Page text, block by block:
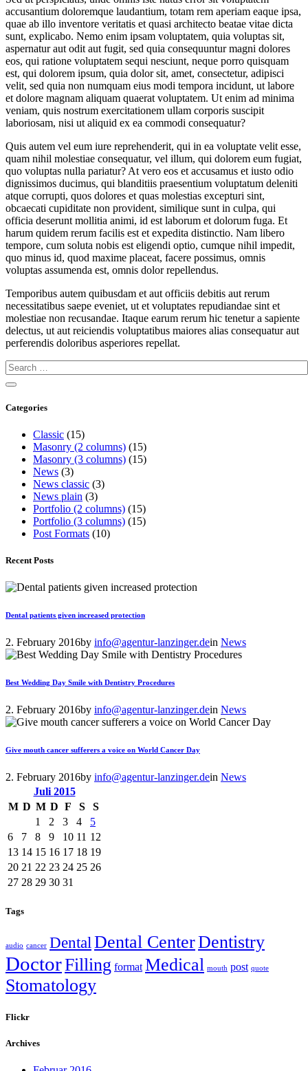
accusantium doloremque laudantium, totam rem aperiam eaque ipsa,
quae ab illo inventore veritatis et quasi architecto beatae vitae dicta
sunt, explicabo. Nemo enim ipsam voluptatem, quia voluptas sit,
aspernatur aut odit aut fugit, sed quia consequuntur magni dolores
eos, qui ratione voluptatem sequi nesciunt, neque porro quisquam
est, qui dolorem ipsum, quia dolor sit, amet, consectetur, adipisci
velit, sed quia non numquam eius modi tempora incidunt, ut labore
et dolore magnam aliquam quaerat voluptatem. Ut enim ad minima
veniam, quis nostrum exercitationem ullam corporis suscipit
laboriosam, nisi ut aliquid ex ea commodi consequatur?
Quis autem vel eum iure reprehenderit, qui in ea voluptate velit esse,
quam nihil molestiae consequatur, vel illum, qui dolorem eum fugiat,
quo voluptas nulla pariatur? At vero eos et accusamus et iusto odio
dignissimos ducimus, qui blanditiis praesentium voluptatum deleniti
atque corrupti, quos dolores et quas molestias excepturi sint,
obcaecati cupiditate non provident, similique sunt in culpa, qui
officia deserunt mollitia animi, id est laborum et dolorum fuga. Et
harum quidem rerum facilis est et expedita distinctio. Nam libero
tempore, cum soluta nobis est eligendi optio, cumque nihil impedit,
quo minus id, quod maxime placeat, facere possimus, omnis
voluptas assumenda est, omnis dolor repellendus.
Temporibus autem quibusdam et aut officiis debitis aut rerum
necessitatibus saepe eveniet, ut et voluptates repudiandae sint et
molestiae non recusandae. Itaque earum rerum hic tenetur a sapiente
delectus, ut aut reiciendis voluptatibus maiores alias consequatur aut
perferendis doloribus asperiores repellat.
Categories
Classic (15)
Masonry (2 columns) (15)
Masonry (3 columns) (15)
News (3)
News classic (3)
News plain (3)
Portfolio (2 columns) (15)
Portfolio (3 columns) (15)
Post Formats (10)
Recent Posts
Dental patients given increased protection
2. February 2016by info@agentur-lanzinger.dein News
Best Wedding Day Smile with Dentistry Procedures
2. February 2016by info@agentur-lanzinger.dein News
Give mouth cancer sufferers a voice on World Cancer Day
2. February 2016by info@agentur-lanzinger.dein News
Juli 2015
M D M D F S
S
1
2 3 4
5
6
7 8 9 10 11 12
13 14 15 16 17 18 19
20 21 22 23 24 25 26
27 28 29 30 31
Tags
audio cancer DentalDental CenterDentistry
DoctorFilling format Medical mouth post quote
Stomatology
Flickr
Archives